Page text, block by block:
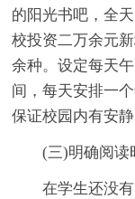
的阳光书吧，全
校投资二万余元
余种。设定每天
间，每天安排一
保证校园内有安
(三)明确阅读
在学生还没